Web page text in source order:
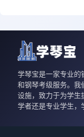
学琴宝是一家专业的
和钢琴考级服务。
设施，致力于为学生
学者还是专业学生，